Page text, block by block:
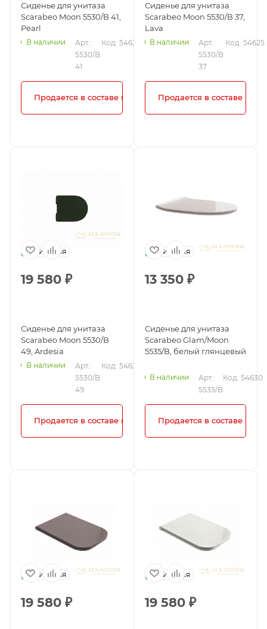
Сиденье для унитаза
Scarabeo Moon 5530/B 41,
Pearl
В наличии
Арт.:
5530/B
41
Код: 54626
Продается в составе комплекта!
Сиденье для унитаза
Scarabeo Moon 5530/B 37,
Lava
В наличии
Арт.:
5530/B
37
Код: 54625
Продается в составе
Италия
19 580 ₽
Сиденье для унитаза
Scarabeo Moon 5530/B
49, Ardesia
В наличии
Арт.:
5530/B
49
Код: 54627
Продается в составе комплекта!
Италия
13 350₽
Сиденье для унитаза
Scarabeo Glam/Moon
5535/B, белый глянцевый
В наличии
Арт.:
5535/B
Код: 54630
Продается в составе
Италия
19 580 ₽
Италия
19 580₽